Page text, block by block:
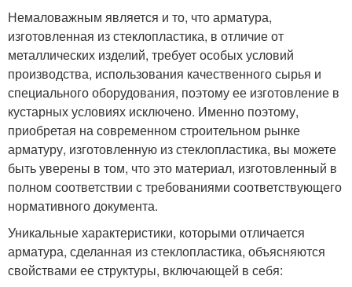
Немаловажным является и то, что арматура,
изготовленная из стеклопластика, в отличие от
металлических изделий, требует особых условий
производства, использования качественного сырья и
специального оборудования, поэтому ее изготовление в
кустарных условиях исключено. Именно поэтому,
приобретая на современном строительном рынке
арматуру, изготовленную из стеклопластика, вы можете
быть уверены в том, что это материал, изготовленный в
полном соответствии с требованиями соответствующего
нормативного документа.
Уникальные характеристики, которыми отличается
арматура, сделанная из стеклопластика, объясняются
свойствами ее структуры, включающей в себя: